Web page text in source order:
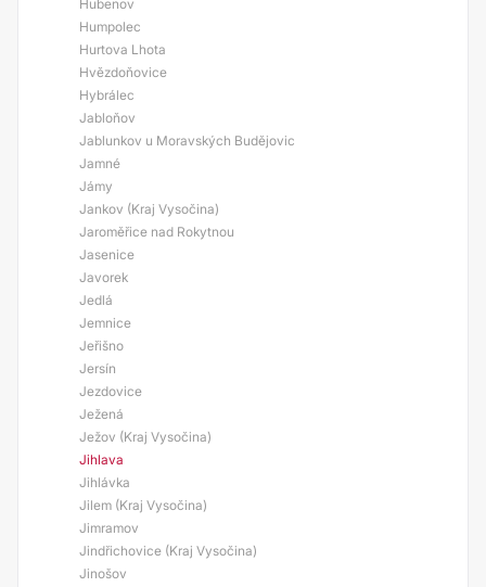
Hubenov
Humpolec
Hurtova Lhota
Hvězdoňovice
Hybrálec
Jabloňov
Jablunkov u Moravských Budějovic
Jamné
Jámy
Jankov (Kraj Vysočina)
Jaroměřice nad Rokytnou
Jasenice
Javorek
Jedlá
Jemnice
Jeřišno
Jersín
Jezdovice
Ježená
Ježov (Kraj Vysočina)
Jihlava
Jihlávka
Jilem (Kraj Vysočina)
Jimramov
Jindřichovice (Kraj Vysočina)
Jinošov